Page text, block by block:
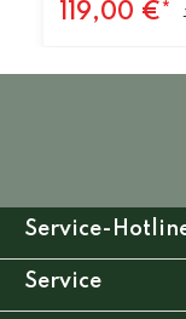
119,00 €*
Service-
Service